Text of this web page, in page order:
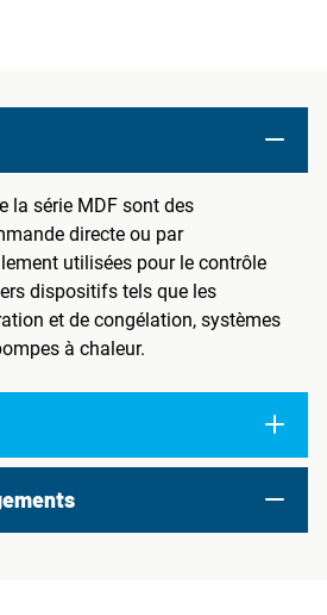
la série MDF sont des
directe ou par
utilisées pour le contrôle
dispositifs tels que les
et de congélation, systèmes
à chaleur.